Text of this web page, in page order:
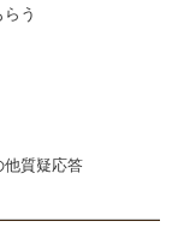
う
他質疑応答